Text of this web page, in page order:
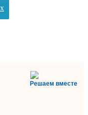
Решаем вместе